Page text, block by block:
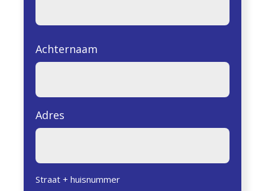
Achternaam
Adres
Straat + huisnummer